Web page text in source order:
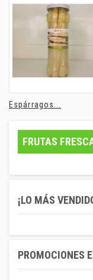
Espárragos...
FRUTAS
¡LO MÁS
PROMOCIONES